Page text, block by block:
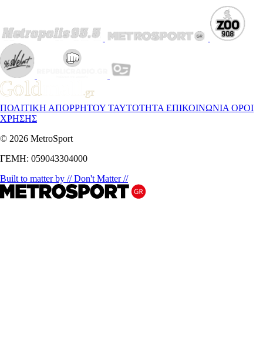
ΠΟΛΙΤΙΚΗ ΑΠΟΡΡΗΤΟΥ ΤΑΥΤΟΤΗΤΑ ΕΠΙΚΟΙΝΩΝΙΑ ΟΡΟΙ
ΧΡΗΣΗΣ
© 2026 MetroSport
ΓΕΜΗ: 059043304000
Built to matter by // Don't Matter //